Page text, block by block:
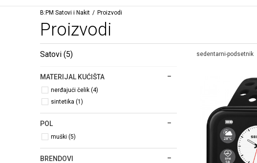
B:PM Satovi i Nakit Proizvodi
Proizvodi
Satovi (5)
MATERIJAL KUĆIŠTA
nerđajući čelik (4)
sintetika (1)
POL
muški (5)
BRENDOVI
sedentarni-podsetnik